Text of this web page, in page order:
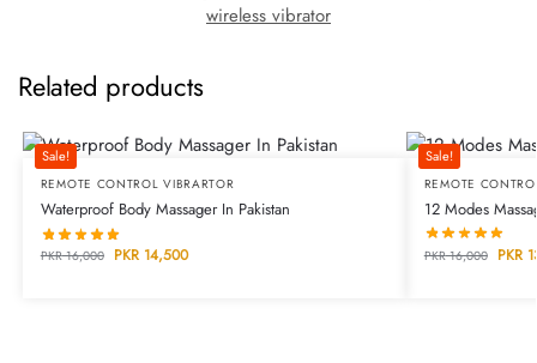
wireless vibrator
Related products
Sale!
REMOTE CONTROL VIBRARTOR
Waterproof Body Massager In Pakistan
PKR16,000 PKR14,500
Sale!
REMOTE
12 Modes
PKR16,000 PKR